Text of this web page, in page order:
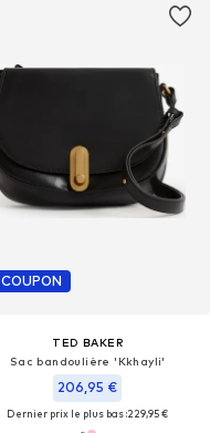
COUPON
TED BAKER
Sac bandoulière 'Kkhayli'
206,95 €
Dernier prix le plus bas :229,95 €